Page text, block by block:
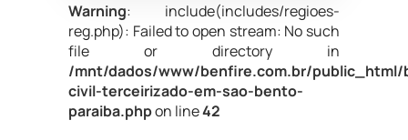
Warning: include(includes/regioes-
reg.php): Failed to open stream: No such
file or directory in
/mnt/dados/www/benfire.com.br/public_html/
civil-terceirizado-em-sao-bento-
paraiba.phpon line42